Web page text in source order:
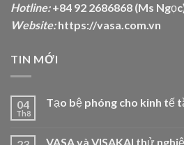
Hotline:+84 92 2686868 (Ms
Website: https://vasa.com.vn
TIN MỚI
04
Th8
Tạo bệ phóng cho kinh tế
VASA và VISAKAI thử